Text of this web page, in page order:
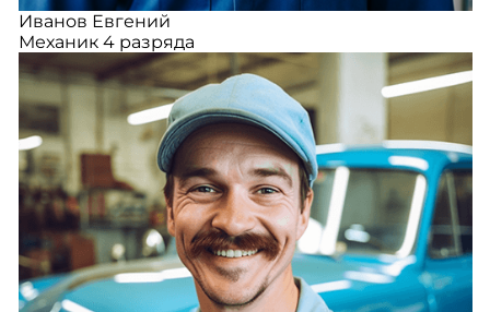
Иванов Евгений
Механик 4 разряда